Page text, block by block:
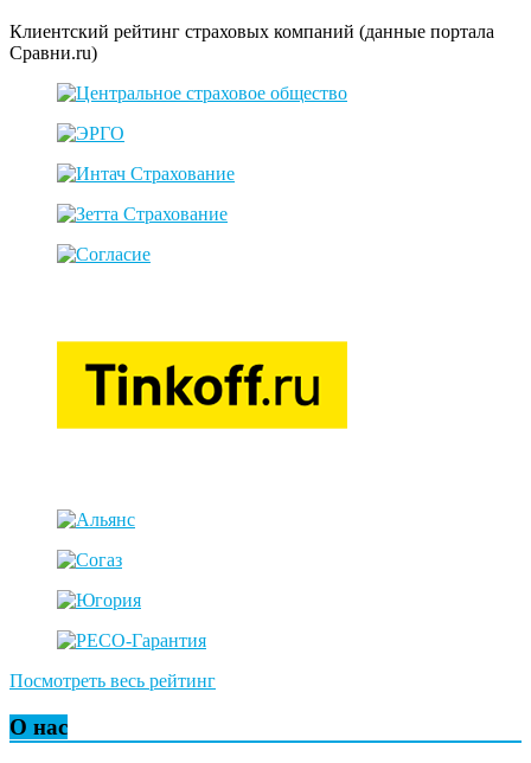
Клиентский рейтинг страховых компаний (данные портала
Сравни.ru)
Посмотреть весь рейтинг
О нас